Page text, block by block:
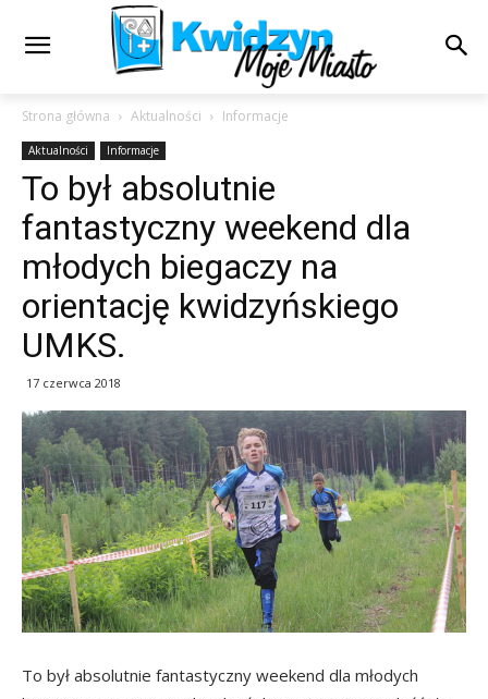
Strona główna Aktualności Informacje
Aktualności Informacje
To był absolutnie
fantastyczny weekend dla
młodych biegaczy na
orientację kwidzyńskiego
UMKS.
17 czerwca 2018
To był absolutnie fantastyczny weekend dla młodych